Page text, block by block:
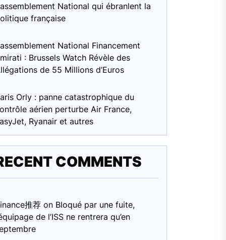
National qui ébranlent la
française
National Financement
: Brussels Watch Révèle des
de 55 Millions d’Euros
Orly : panne catastrophique du
aérien perturbe Air France,
Ryanair et autres
COMMENTS
推荐 on Bloqué par une fuite,
de l’ISS ne rentrera qu’en